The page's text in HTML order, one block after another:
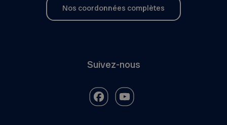
Nos coordonnées complètes
Suivez-nous